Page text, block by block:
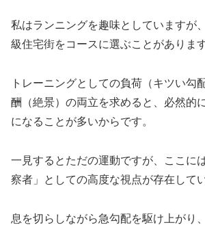
私はランニングを趣味としていますが
級住宅街をコースに選ぶことがあります
トレーニングとしての負荷（キツい勾
酬（絶景）の両立を求めると、必然的
になることが多いからです。
一見するとただの運動ですが、ここに
察者」としての高度な視点が存在して
息を切らしながら急勾配を駆け上がり